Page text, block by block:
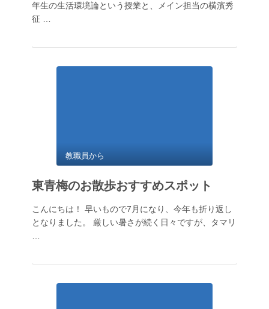
年生の生活環境論という授業と、メイン担当の横濱秀
征 …
教職員から
東青梅のお散歩おすすめスポット
こんにちは！ 早いもので7月になり、今年も折り返し
となりました。 厳しい暑さが続く日々ですが、タマリ